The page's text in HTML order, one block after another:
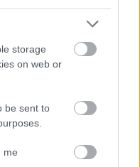
storage
on web or
be sent to
me
kaķi tieši naktīs
mīluļa
Ziņot